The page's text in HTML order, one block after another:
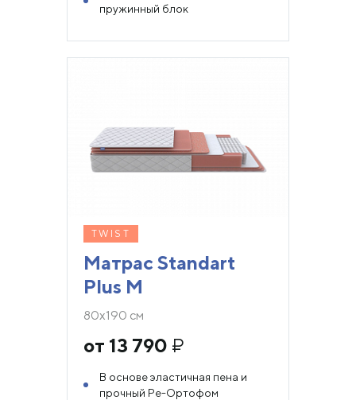
пружинный блок
TWIST
Матрас Standart
Plus M
80х190 см
от 13 790 ₽
В основе эластичная пена и
прочный Ре-Ортофом